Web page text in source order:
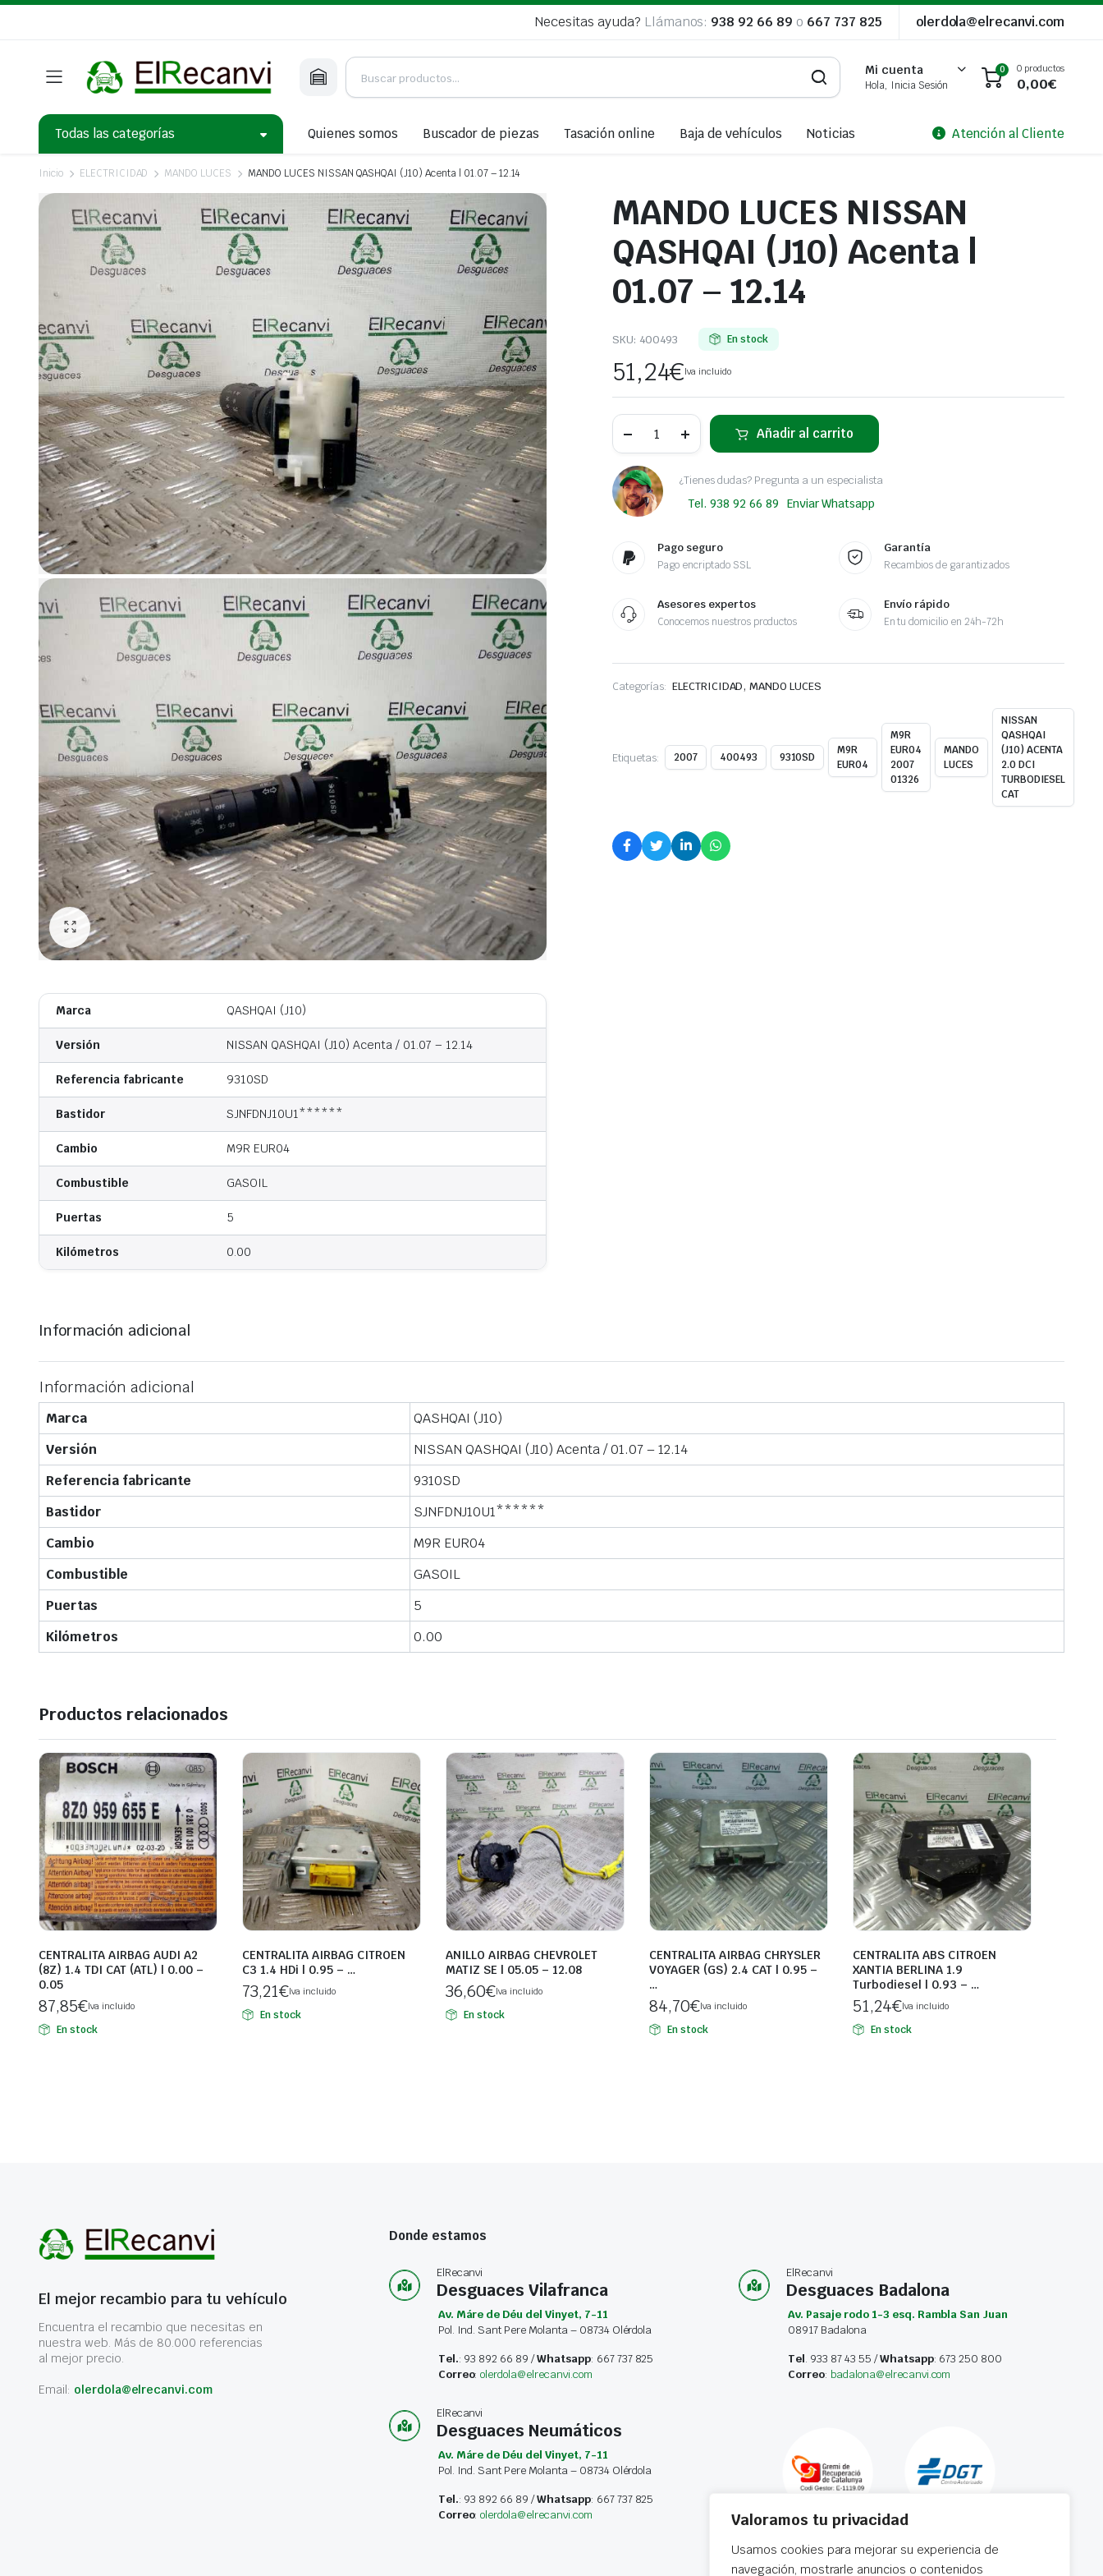
Valoramos tu privacidad
Usamos cookies para mejorar su experiencia de
navegación, mostrarle anuncios o contenidos
Necesitas ayuda? Llámanos: 938 92 66 89 o 667 737 825 olerdola@elrecanvi.com
Mi cuenta
Hola, Inicia Sesión
0 0 productos
0,00€
Todas las categorías Quienes somos Buscador de piezas Tasación online Baja de vehículos Noticias Atención al Cliente
Inicio ELECTRICIDAD MANDO LUCES MANDO LUCES NISSAN QASHQAI (J10) Acenta | 01.07 – 12.14
Marca QASHQAI (J10)
Versión NISSAN QASHQAI (J10) Acenta / 01.07 – 12.14
Referencia fabricante 9310SD
Bastidor SJNFDNJ10U1******
Cambio M9R EUR04
Combustible GASOIL
Puertas 5
Kilómetros 0.00
MANDO LUCES NISSAN
QASHQAI (J10) Acenta |
01.07 – 12.14
SKU: 400493 En stock
51,24€Iva incluido
LUCES
QASHQAI
(J10)
Acenta
|
01.07
12.14
cantidad
Añadir al carrito
¿Tienes dudas? Pregunta a un especialista
Tel. 938 92 66 89 Enviar Whatsapp
Pago seguro
Pago encriptado SSL
Garantía
Recambios de garantizados
Asesores expertos
Conocemos nuestros productos
Envío rápido
En tu domicilio en 24h-72h
Categorías: ELECTRICIDAD, MANDO LUCES
Etiquetas: 2007 400493 9310SD
M9R
EUR04
M9R
EUR04
2007
01326
MANDO
LUCES
NISSAN
QASHQAI
(J10) ACENTA
2.0 DCI
TURBODIESEL
CAT
Información adicional
Información adicional
Marca
QASHQAI (J10)
Versión
NISSAN QASHQAI (J10) Acenta / 01.07 – 12.14
Referencia fabricante
9310SD
Bastidor
SJNFDNJ10U1******
Cambio
M9R EUR04
Combustible
GASOIL
Puertas
5
Kilómetros
0.00
Productos relacionados
CENTRALITA AIRBAG AUDI A2
(8Z) 1.4 TDI CAT (ATL) | 0.00 –
0.05
87,85€Iva incluido
En stock
CENTRALITA AIRBAG CITROEN
C3 1.4 HDi | 0.95 – …
73,21€Iva incluido
En stock
ANILLO AIRBAG CHEVROLET
MATIZ SE | 05.05 – 12.08
36,60€Iva incluido
En stock
CENTRALITA AIRBAG CHRYSLER
VOYAGER (GS) 2.4 CAT | 0.95 –
…
84,70€Iva incluido
En stock
CENTRALITA ABS CITROEN
XANTIA BERLINA 1.9
Turbodiesel | 0.93 – …
51,24€Iva incluido
En stock
El mejor recambio para tu vehículo
Encuentra el recambio que necesitas en
nuestra web. Más de 80.000 referencias
al mejor precio.
Email: olerdola@elrecanvi.com
Donde estamos
ElRecanvi
Desguaces Vilafranca
Av. Máre de Déu del Vinyet, 7-11
Pol. Ind. Sant Pere Molanta – 08734 Olérdola
Tel.: 93 892 66 89 /Whatsapp: 667 737 825
Correo:olerdola@elrecanvi.com
ElRecanvi
Desguaces Neumáticos
Av. Máre de Déu del Vinyet, 7-11
Pol. Ind. Sant Pere Molanta – 08734 Olérdola
Tel.: 93 892 66 89 /Whatsapp: 667 737 825
Correo:olerdola@elrecanvi.com
ElRecanvi
Desguaces Badalona
Av. Pasaje rodo 1-3 esq. Rambla San Juan
08917 Badalona
Tel. 933 87 43 55 /Whatsapp: 673 250 800
Correo: badalona@elrecanvi.com